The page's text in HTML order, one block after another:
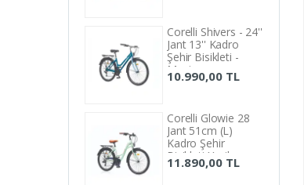
44 cm
45 cm
48 cm
49 cm
Corelli Shivers - 24''
Jant 13'' Kadro
Şehir Bisikleti -
Mavi
10.990,00 TL
Corelli Glowie 28
Jant 51cm (L)
Kadro Şehir
Bisikleti Yeşil
11.890,00 TL